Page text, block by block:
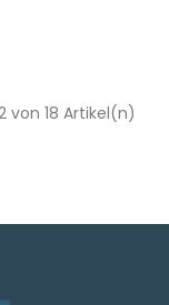
von 18 Artikel(n)